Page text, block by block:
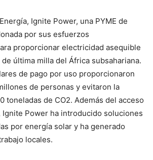
Ignite Power, una PYME de
por sus esfuerzos
proporcionar electricidad asequible
última milla del África subsahariana.
de pago por uso proporcionaron
de personas y evitaron la
toneladas de CO2. Además del acceso
Ignite Power ha introducido soluciones
por energía solar y ha generado
locales.